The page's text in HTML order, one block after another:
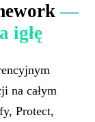
—
igłę
na całym
Protect,